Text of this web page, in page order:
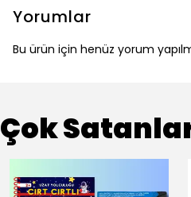
Yorumlar
Bu ürün için henüz yorum
Çok